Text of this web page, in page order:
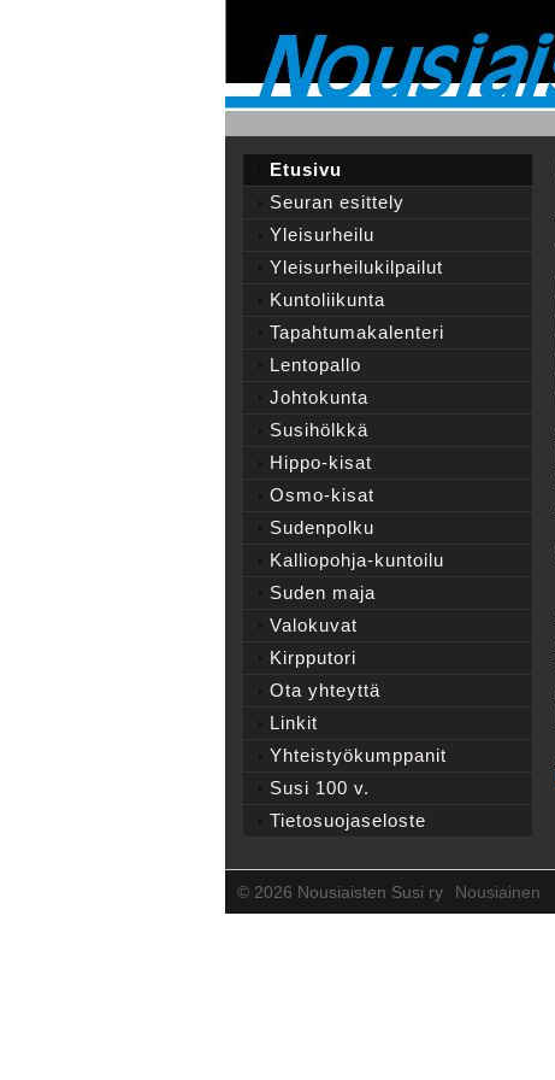
Etusivu
Seuran esittely
Yleisurheilu
Yleisurheilukilpailut
Kuntoliikunta
Tapahtumakalenteri
Lentopallo
Johtokunta
Susihölkkä
Hippo-kisat
Osmo-kisat
Sudenpolku
Kalliopohja-kuntoilu
Suden maja
Valokuvat
Kirpputori
Ota yhteyttä
Linkit
Yhteistyökumppanit
Susi 100 v.
Tietosuojaseloste
© 2026 Nousiaisten Susi ry Nousiainen